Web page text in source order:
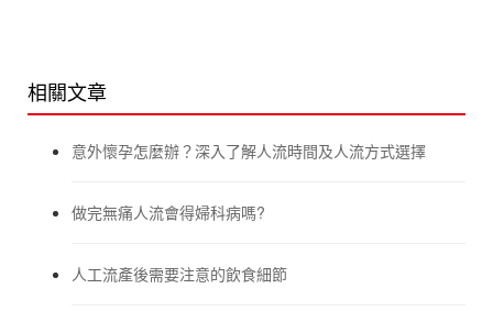
相關文章
意外懷孕怎麼辦？深入了解人流時間及人流方式選擇
做完無痛人流會得婦科病嗎?
人工流產後需要注意的飲食細節